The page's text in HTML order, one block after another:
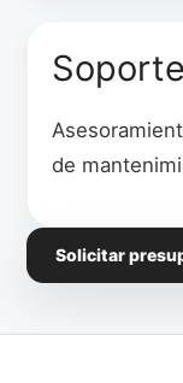
de
Solicitar